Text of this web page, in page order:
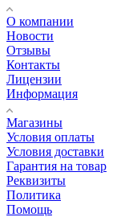
О компании
Новости
Отзывы
Контакты
Лицензии
Информация
Магазины
Условия оплаты
Условия доставки
Гарантия на товар
Реквизиты
Политика
Помощь